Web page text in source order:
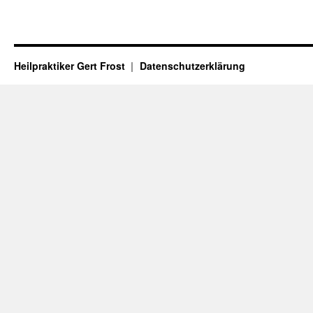
Heilpraktiker Gert Frost Datenschutzerklärung